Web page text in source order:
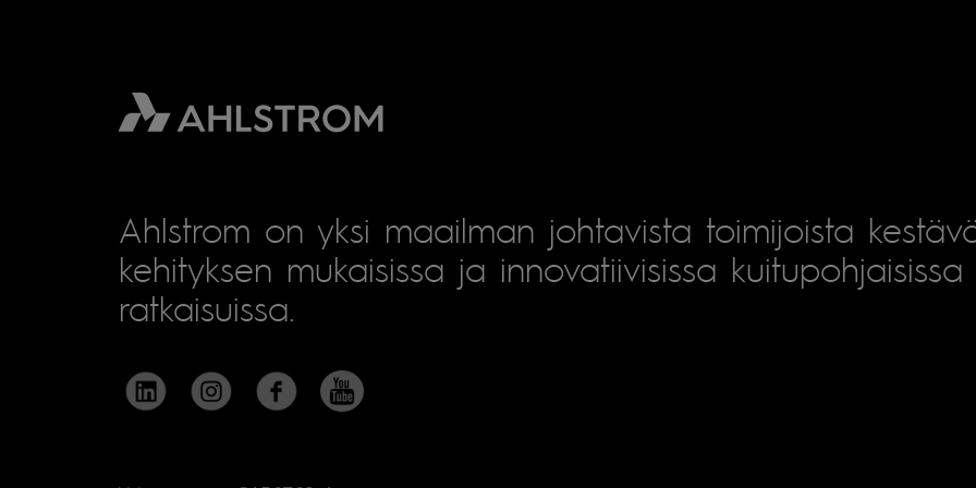
Ahlstrom on yksi maailman johtavista toimijoista
kehityksen mukaisissa ja innovatiivisissa kuitupohjaisissa
ratkaisuissa.